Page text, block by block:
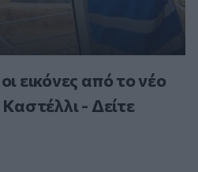
εικόνες από το νέο
- Δείτε